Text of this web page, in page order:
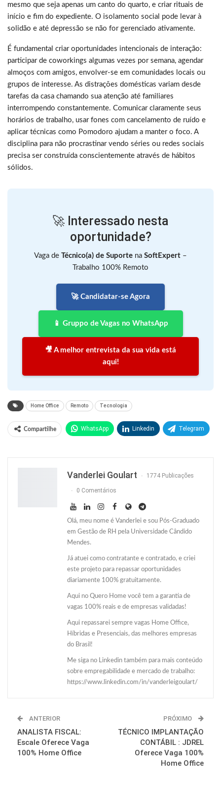
mesmo que seja apenas um canto do quarto, e criar rituais de
início e fim do expediente. O isolamento social pode levar à
solidão e até depressão se não for gerenciado ativamente.
É fundamental criar oportunidades intencionais de interação:
participar de coworkings algumas vezes por semana, agendar
almoços com amigos, envolver-se em comunidades locais ou
grupos de interesse. As distrações domésticas variam desde
tarefas da casa chamando sua atenção até familiares
interrompendo constantemente. Comunicar claramente seus
horários de trabalho, usar fones com cancelamento de ruído e
aplicar técnicas como Pomodoro ajudam a manter o foco. A
disciplina para não procrastinar vendo séries ou redes sociais
precisa ser construída conscientemente através de hábitos
sólidos.
🚀 Interessado nesta
oportunidade?
Vaga de Técnico(a) de Suporte na SoftExpert –
Trabalho 100% Remoto
🚀 Candidatar-se Agora
📱 Gruppo de Vagas no WhatsApp
🎥 A melhor entrevista da sua vida está
aqui!
Home Office Remoto Tecnologia
Compartilhe WhatsApp Linkedin Telegram
Vanderlei Goulart 1774 Publicações
0 Comentários
Olá, meu nome é Vanderlei e sou Pós-Graduado
em Gestão de RH pela Universidade Cândido
Mendes.
Já atuei como contratante e contratado, e criei
este projeto para repassar oportunidades
diariamente 100% gratuitamente.
Aqui no Quero Home você tem a garantia de
vagas 100% reais e de empresas validadas!
Aqui repassarei sempre vagas Home Office,
Híbridas e Presenciais, das melhores empresas
do Brasil!
Me siga no Linkedin também para mais conteúdo
sobre empregabilidade e mercado de trabalho:
https://www.linkedin.com/in/vanderleigoulart/
ANTERIOR
ANALISTA FISCAL:
Escale Oferece Vaga
100% Home Office
PRÓXIMO
TÉCNICO IMPLANTAÇÃO
CONTÁBIL : JDREL
Oferece Vaga 100%
Home Office